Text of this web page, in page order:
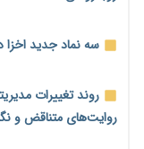
شیر صنعتی چگونه
شایعات فضای مجازی
نسخه قطعه‌سازان
سه نماد جدید
روند تغییرات
روایت‌های متناقض و